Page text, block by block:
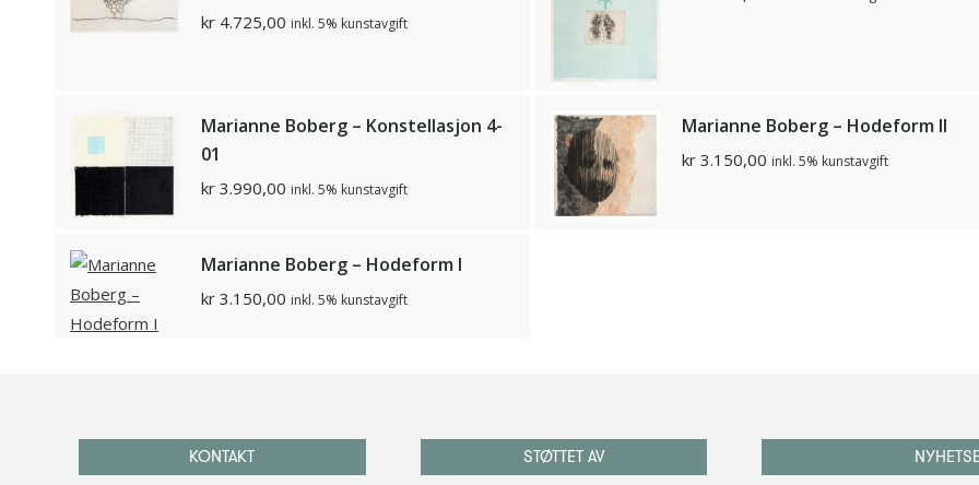
kr 4.725,00 inkl. 5% kunstavgift
Marianne Boberg – Konstellasjon 4-
01
kr 3.990,00 inkl. 5% kunstavgift
Marianne Boberg – Hodeform II
kr3.150,00 inkl. 5% kunstavgift
Marianne Boberg – Hodeform I
kr 3.150,00 inkl. 5% kunstavgift
KONTAKT STØTTET AV